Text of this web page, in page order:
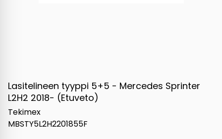
Lasitelineen tyyppi 5+5 - Mercedes Sprinter
L2H2 2018- (Etuveto)
Tekimex
MBSTY5L2H2201855F